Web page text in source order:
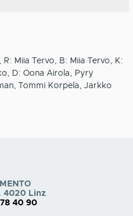
R: Miia Tervo, B: Miia Tervo, K:
D: Oona Airola, Pyry
Tommi Korpela, Jarkko
4020 Linz
40 90